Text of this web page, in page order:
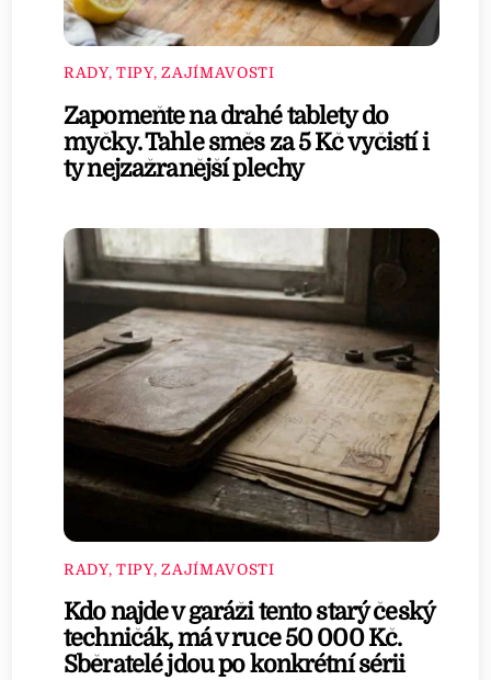
RADY, TIPY, ZAJÍMAVOSTI
Zapomeňte na drahé tablety do
myčky. Tahle směs za 5 Kč vyčistí i
ty nejzažranější plechy
RADY, TIPY, ZAJÍMAVOSTI
Kdo najde v garáži tento starý český
techničák, má v ruce 50 000 Kč.
Sběratelé jdou po konkrétní sérii